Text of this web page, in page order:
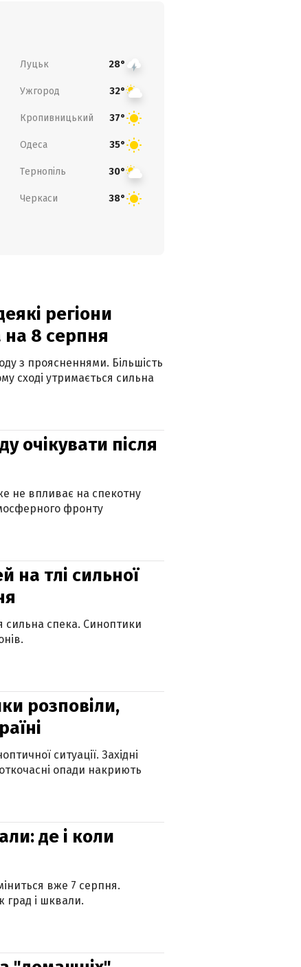
Луцьк 28°
Ужгород 32°
Кропивницький 37°
Одеса 35°
Тернопіль 30°
Черкаси 38°
регіони
на 8 серпня
з проясненнями. Більшість
сході утримається сильна
очікувати після
не впливає на спекотну
фронту
на тлі сильної
сильна спека. Синоптики
розповіли,
ситуації. Західні
опади накриють
де і коли
вже 7 серпня.
град і шквали.